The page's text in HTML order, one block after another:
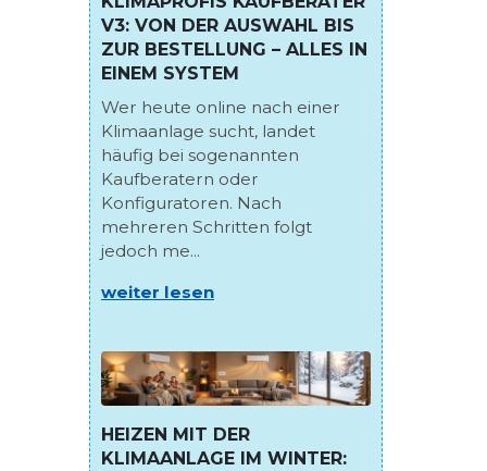
V3: VON DER AUSWAHL BIS
ZUR BESTELLUNG – ALLES IN
EINEM SYSTEM
Wer heute online nach einer
Klimaanlage sucht, landet
häufig bei sogenannten
Kaufberatern oder
Konfiguratoren. Nach
mehreren Schritten folgt
jedoch me...
weiter lesen
HEIZEN MIT DER
KLIMAANLAGE IM WINTER: